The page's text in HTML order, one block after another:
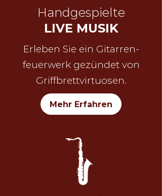
Handgespielte
LIVE MUSIK
Erleben Sie ein Gitarren-
feuerwerkgezündet von
Griffbrettvirtuosen.
Mehr Erfahren